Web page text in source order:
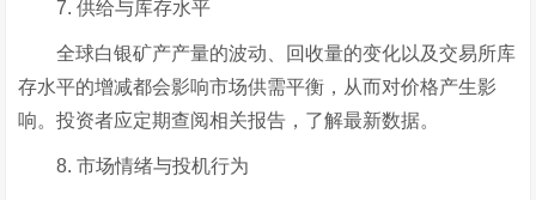
7. 供给与库存水平
全球白银矿产产量的波动、回收量的变化以及交易所库
存水平的增减都会影响市场供需平衡，从而对价格产生影
响。投资者应定期查阅相关报告，了解最新数据。
8. 市场情绪与投机行为